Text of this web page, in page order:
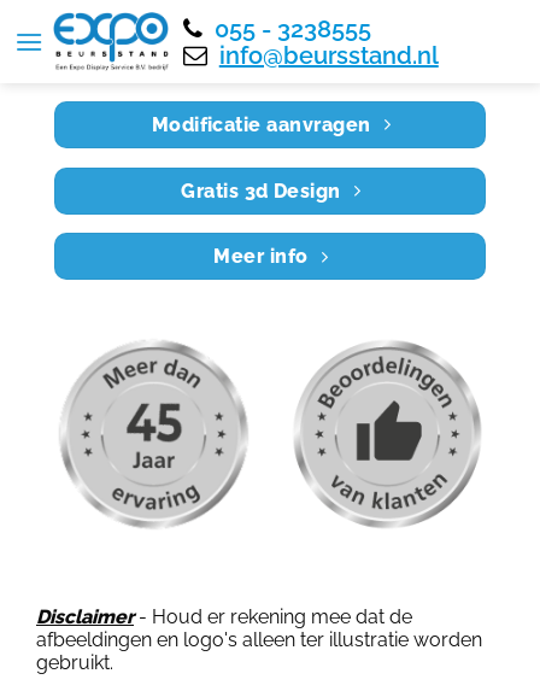
055 - 3238555
info@beursstand.nl
Home RE8X6 031
Modificatie aanvragen
Gratis 3d Design
Meer info
Disclaimer- Houd er rekening mee dat de
afbeeldingen en logo's alleen ter illustratie worden
gebruikt.